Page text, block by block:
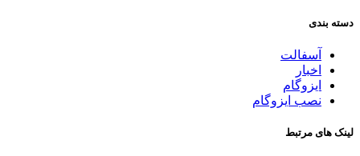
دسته بندی
آسفالت
اخبار
ایزوگام
نصب ایزوگام
لینک های مرتبط